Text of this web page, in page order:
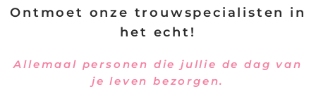
Ontmoet onze trouwspecialisten in
het echt!
Allemaal personen die jullie de dag van
je leven bezorgen.